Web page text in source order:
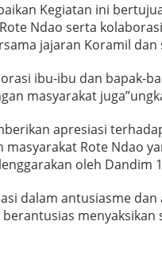
Kegiatan ini
Ndao serta
jajaran Koramil
ibu-ibu dan bapak-
masyarakat
apresiasi
masyarakat Rote Ndao
oleh Dandim
dalam antusiasme